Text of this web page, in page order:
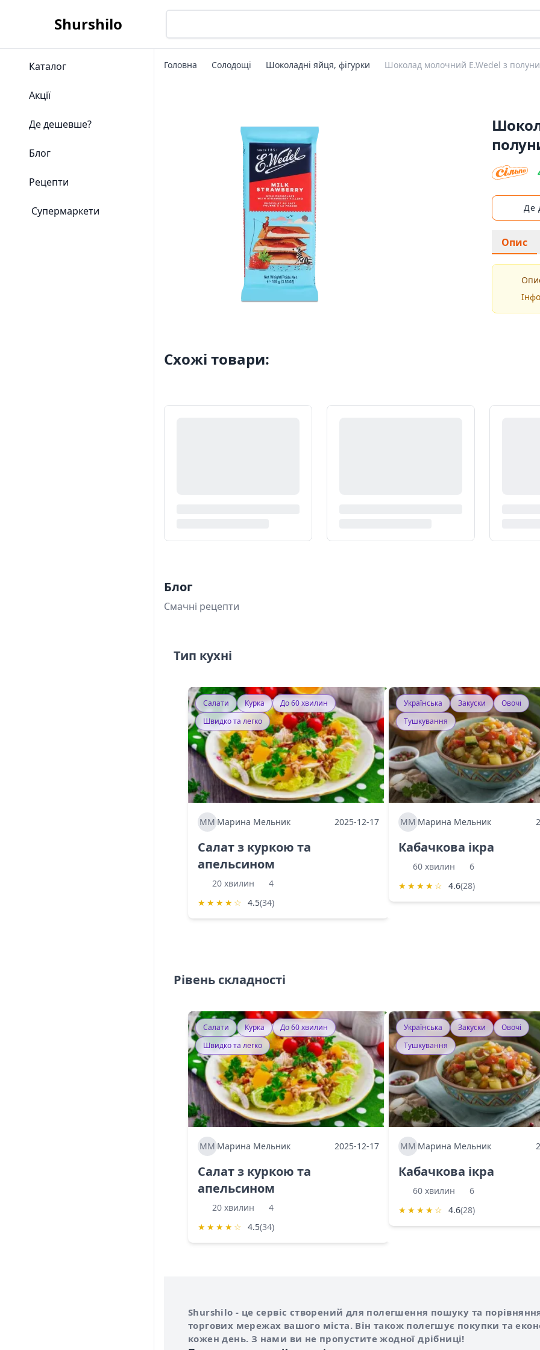
Shurshilo
Каталог
Акції
Де дешевше?
Блог
Рецепти
Супермаркети
Головна Солодощі Шоколадні яйця, фігурки Шоколад молочний E.Wedel з
Де
Опис
Схожі товари:
Блог
Смачні рецепти
Тип кухні
Салати Курка
До 60 хвилин
Швидко та легко
ММ Марина Мельник 2025-12-17
Салат з куркою та
апельсином
20 хвилин
4
★ ★ ★ ★ ☆ 4.5(34)
Українська Закуски
Овочі
Тушкування
ММ Марина Мельник
Кабачкова ікра
60 хвилин
6
★ ★ ★ ★ ☆ 4.6(28)
Рівень складності
Салати Курка
До 60 хвилин
Швидко та легко
ММ Марина Мельник 2025-12-17
Салат з куркою та
апельсином
20 хвилин
4
★ ★ ★ ★ ☆ 4.5(34)
Українська Закуски
Овочі
Тушкування
ММ Марина Мельник
Кабачкова ікра
60 хвилин
6
★ ★ ★ ★ ☆ 4.6(28)
Про сервіс Shurshilo
Shurshilo - це сервіс створений для полегшення пошуку та
торгових мережах вашого міста. Він також полегшує покупки та
кожен день. З нами ви не пропустите жодної дрібниці!